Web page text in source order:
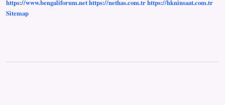
https://www.bengaliforum.nethttps://nethas.com.trhttps://hkninsaat.com.tr
Sitemap